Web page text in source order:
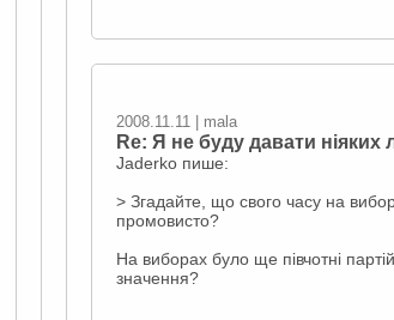
2008.11.11 | mala
Re: Я не буду давати ніяких
Jaderko пише:
> Згадайте, що свого часу на
промовисто?
На виборах було ще півчотні
значення?